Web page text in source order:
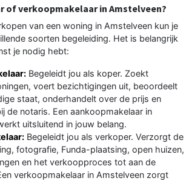
of verkoopmakelaar in Amstelveen?
van een woning in Amstelveen kun je
soorten begeleiding. Het is belangrijk
je nodig hebt:
Begeleidt jou als koper. Zoekt
voert bezichtigingen uit, beoordeelt
staat, onderhandelt over de prijs en
de notaris. Een aankoopmakelaar in
uitsluitend in jouw belang.
Begeleidt jou als verkoper. Verzorgt de
fotografie, Funda-plaatsing, open huizen,
en het verkoopproces tot aan de
verkoopmakelaar in Amstelveen zorgt